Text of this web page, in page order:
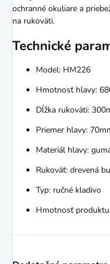
ochranné okuliare a
na rukoväti.
Technické
Model: HM226
Hmotnosť hlavy:
Dĺžka rukoväti:
Priemer hlavy:
Materiál hlavy:
Rukoväť: drevená
Typ: ručné kladivo
Hmotnosť